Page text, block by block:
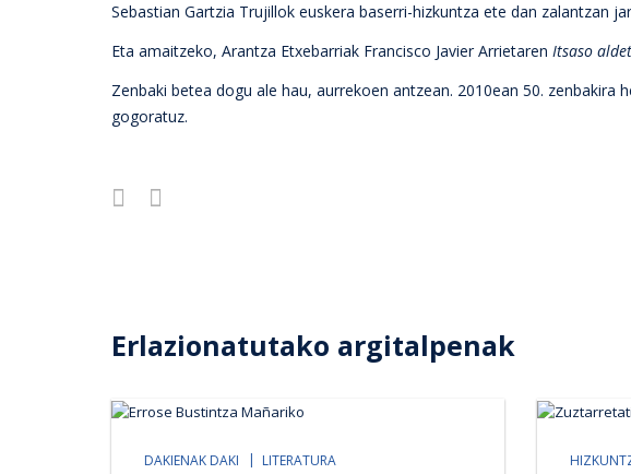
Sebastian Gartzia Trujillok euskera baserri-hizkuntza ete dan zalantzan
Eta amaitzeko, Arantza Etxebarriak Francisco Javier Arrietaren Itsaso
Zenbaki betea dogu ale hau, aurrekoen antzean. 2010ean 50.
gogoratuz.
Erlazionatutako argitalpenak
DAKIENAK DAKI LITERATURA